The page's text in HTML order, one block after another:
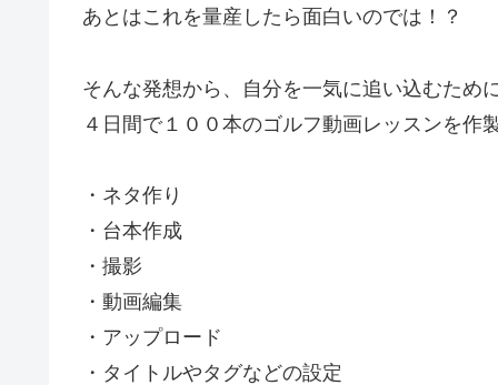
あとはこれを量産したら面白いのでは！？
そんな発想から、自分を一気に追い込むために
４日間で１００本のゴルフ動画レッスンを作
・ネタ作り
・台本作成
・撮影
・動画編集
・アップロード
・タイトルやタグなどの設定